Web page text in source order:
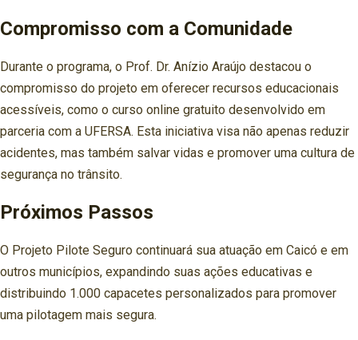
Compromisso com a Comunidade
Durante o programa, o Prof. Dr. Anízio Araújo destacou o
compromisso do projeto em oferecer recursos educacionais
acessíveis, como o curso online gratuito desenvolvido em
parceria com a UFERSA. Esta iniciativa visa não apenas reduzir
acidentes, mas também salvar vidas e promover uma cultura de
segurança no trânsito.
Próximos Passos
O Projeto Pilote Seguro continuará sua atuação em Caicó e em
outros municípios, expandindo suas ações educativas e
distribuindo 1.000 capacetes personalizados para promover
uma pilotagem mais segura.